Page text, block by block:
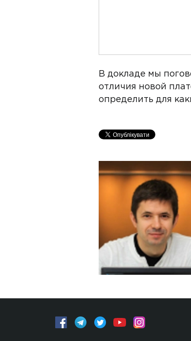
В докладе мы
отличия новой
определить для